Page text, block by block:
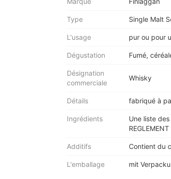
Type Single Malt
L'usage pur ou pour
Dégustation Fumé,
Désignation
commerciale
Whisky
Détails fabriqué à
Ingrédients
Une liste
Additifs Contient du
L'emballage mit